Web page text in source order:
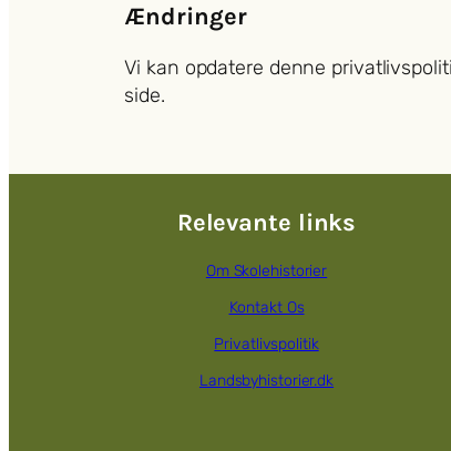
Ændringer
Vi kan opdatere denne
side.
Relevante links
Om Skolehistorier
Kontakt Os
Privatlivspolitik
Landsbyhistorier.dk